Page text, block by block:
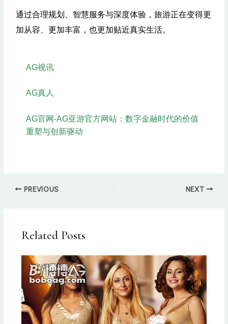
通过合理规划、智慧服务与深度体验，旅游正在变得更
加从容、更加丰富，也更加贴近真实生活。
AG视讯
AG真人
AG官网-AG亚游官方网站：数字金融时代的价值
重塑与创新驱动
PREVIOUS NEXT
Related Posts